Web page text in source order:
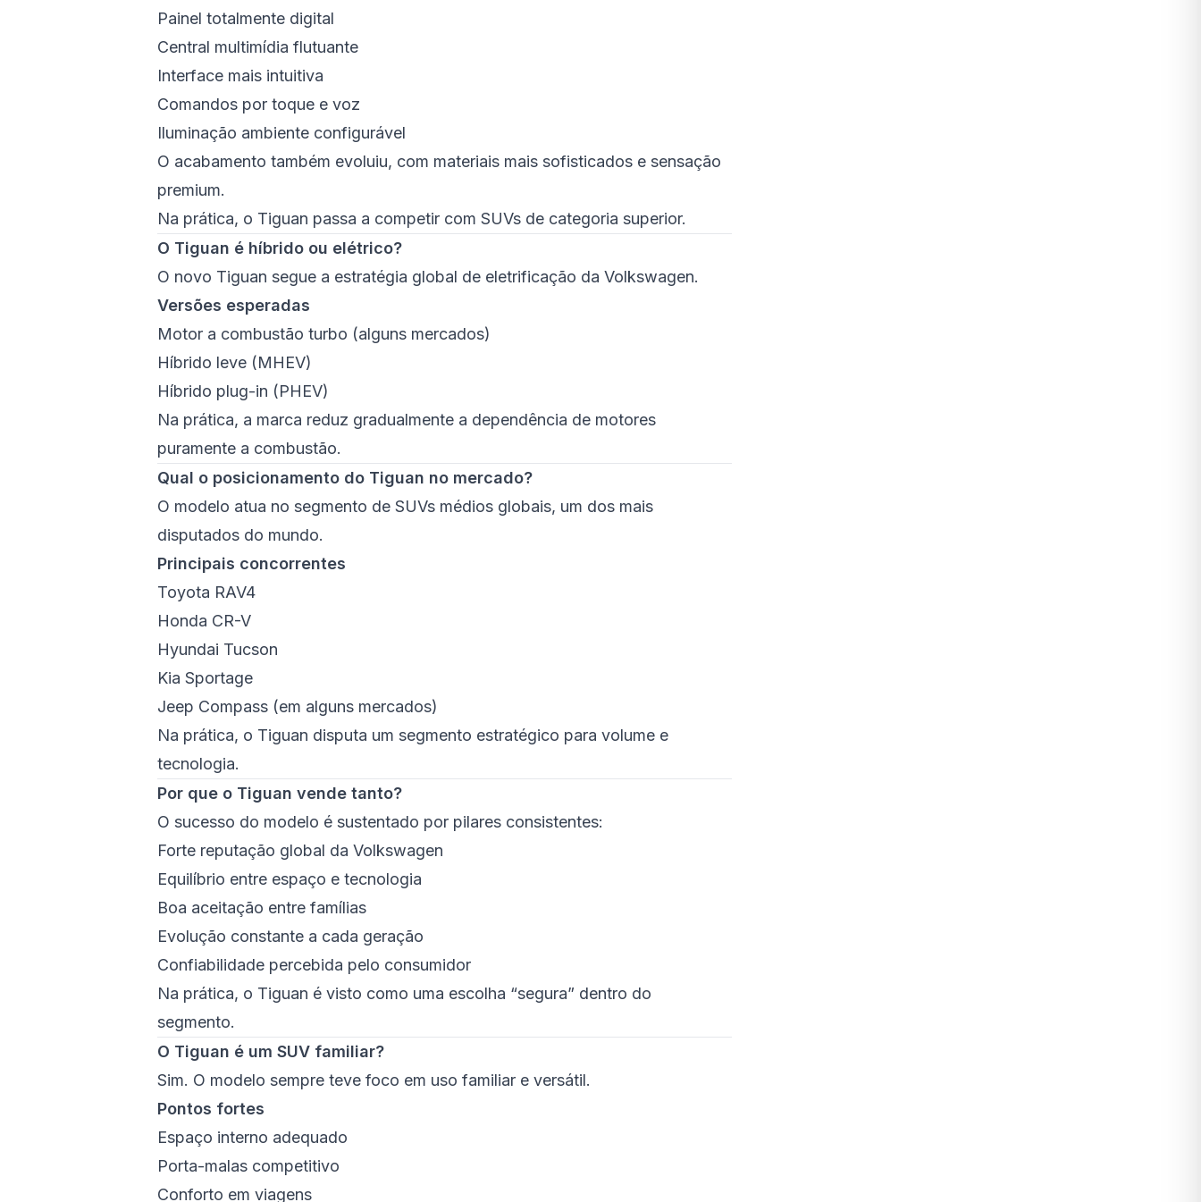
Painel totalmente digital
Central multimídia flutuante
Interface mais intuitiva
Comandos por toque e voz
Iluminação ambiente configurável
O acabamento também evoluiu, com materiais mais sofisticados e sensação
premium.
Na prática, o Tiguan passa a competir com SUVs de categoria superior.
O Tiguan é híbrido ou elétrico?
O novo Tiguan segue a estratégia global de eletrificação da Volkswagen.
Versões esperadas
Motor a combustão turbo (alguns mercados)
Híbrido leve (MHEV)
Híbrido plug-in (PHEV)
Na prática, a marca reduz gradualmente a dependência de motores
puramente a combustão.
Qual o posicionamento do Tiguan no mercado?
O modelo atua no segmento de SUVs médios globais, um dos mais
disputados do mundo.
Principais concorrentes
Toyota RAV4
Honda CR-V
Hyundai Tucson
Kia Sportage
Jeep Compass (em alguns mercados)
Na prática, o Tiguan disputa um segmento estratégico para volume e
tecnologia.
Por que o Tiguan vende tanto?
O sucesso do modelo é sustentado por pilares consistentes:
Forte reputação global da Volkswagen
Equilíbrio entre espaço e tecnologia
Boa aceitação entre famílias
Evolução constante a cada geração
Confiabilidade percebida pelo consumidor
Na prática, o Tiguan é visto como uma escolha “segura” dentro do
segmento.
O Tiguan é um SUV familiar?
Sim. O modelo sempre teve foco em uso familiar e versátil.
Pontos fortes
Espaço interno adequado
Porta-malas competitivo
Conforto em viagens